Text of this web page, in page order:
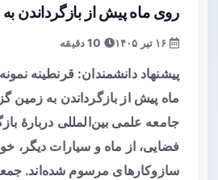
روی ماه پیش از بازگرداندن
پیشنهاد دانشمندان: قرنطینه
ماه پیش از بازگرداندن به زمین
جامعه علمی بین‌المللی دربارهٔ
فضایی، از ماه و سیارات دیگر،
سازوکارهای مرسوم شده‌اند.